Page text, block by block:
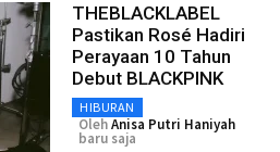
THEBLACKLABEL
Pastikan Rosé Hadiri
Perayaan 10 Tahun
Debut BLACKPINK
HIBURAN
OlehAnisa Putri Haniyah
baru saja